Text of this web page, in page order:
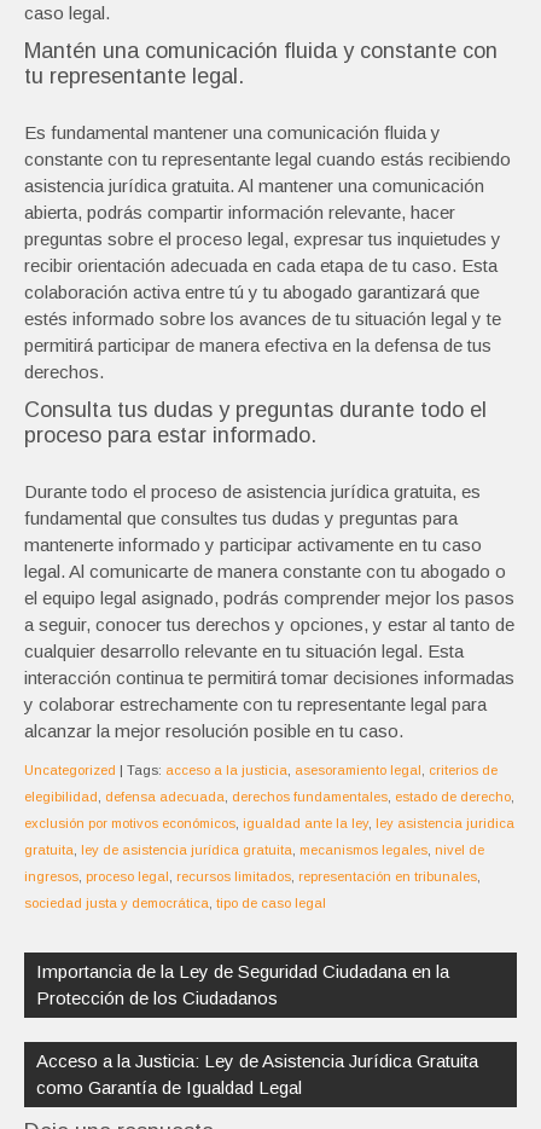
caso legal.
Mantén una comunicación fluida y constante con
tu representante legal.
Es fundamental mantener una comunicación fluida y
constante con tu representante legal cuando estás recibiendo
asistencia jurídica gratuita. Al mantener una comunicación
abierta, podrás compartir información relevante, hacer
preguntas sobre el proceso legal, expresar tus inquietudes y
recibir orientación adecuada en cada etapa de tu caso. Esta
colaboración activa entre tú y tu abogado garantizará que
estés informado sobre los avances de tu situación legal y te
permitirá participar de manera efectiva en la defensa de tus
derechos.
Consulta tus dudas y preguntas durante todo el
proceso para estar informado.
Durante todo el proceso de asistencia jurídica gratuita, es
fundamental que consultes tus dudas y preguntas para
mantenerte informado y participar activamente en tu caso
legal. Al comunicarte de manera constante con tu abogado o
el equipo legal asignado, podrás comprender mejor los pasos
a seguir, conocer tus derechos y opciones, y estar al tanto de
cualquier desarrollo relevante en tu situación legal. Esta
interacción continua te permitirá tomar decisiones informadas
y colaborar estrechamente con tu representante legal para
alcanzar la mejor resolución posible en tu caso.
Uncategorized | Tags: acceso a la justicia asesoramiento legal
criterios de
elegibilidad
defensa adecuada derechos fundamentales estado de derecho
exclusión por motivos económicos igualdad ante la ley, ley asistencia juridica
gratuita
ley de asistencia jurídica gratuita mecanismos legales nivel de
ingresos proceso legal recursos limitados representación en tribunales
sociedad justa y democrática tipo de caso legal
de
entradas
Importancia de la Ley de Seguridad Ciudadana en la
Protección de los Ciudadanos
Acceso a la Justicia: Ley de Asistencia Jurídica Gratuita
como Garantía de Igualdad Legal